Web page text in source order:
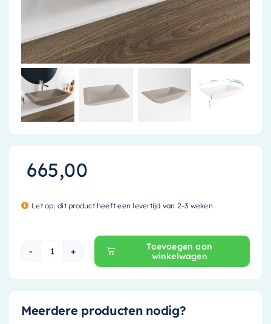
665,00
Let op: dit product heeft een levertijd van 2-3 weken
Mondiaz Waskom Topi - 60cm - smoke (grijs
Toevoegen aan
winkelwagen
Meerdere producten nodig?